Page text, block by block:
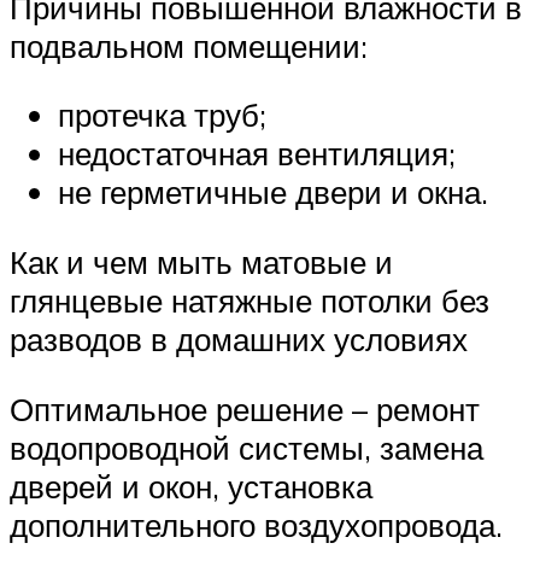
подвальном помещении:
протечка труб;
недостаточная вентиляция;
не герметичные двери и окна.
Как и чем мыть матовые и
глянцевые натяжные потолки без
разводов в домашних условиях
Оптимальное решение – ремонт
водопроводной системы, замена
дверей и окон, установка
дополнительного воздухопровода.